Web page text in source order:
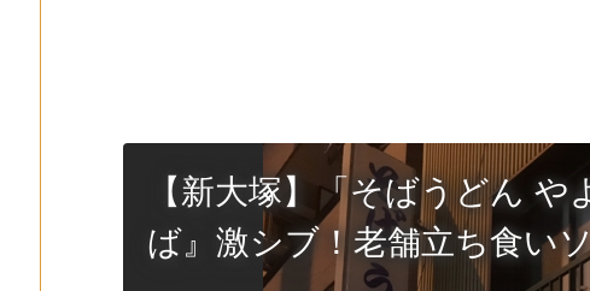
【新大塚】「そばうどん
ば』激シブ！老舗立ち食い